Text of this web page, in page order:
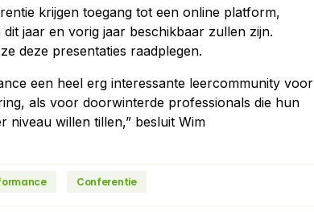
krijgen toegang tot een online platform,
jaar en vorig jaar beschikbaar zullen zijn.
deze presentaties raadplegen.
een heel erg interessante leercommunity voor
als voor doorwinterde professionals die hun
niveau willen tillen,” besluit Wim
Conferentie